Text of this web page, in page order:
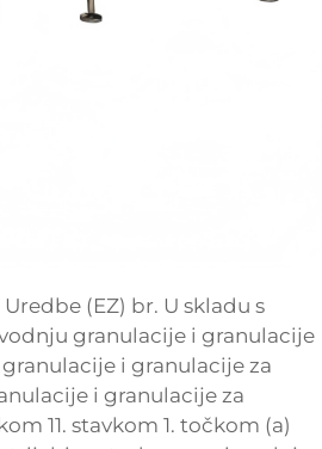
(EZ) br. U skladu s
granulacije i granulacije
i granulacije za
i granulacije za
11. stavkom 1. točkom (a)